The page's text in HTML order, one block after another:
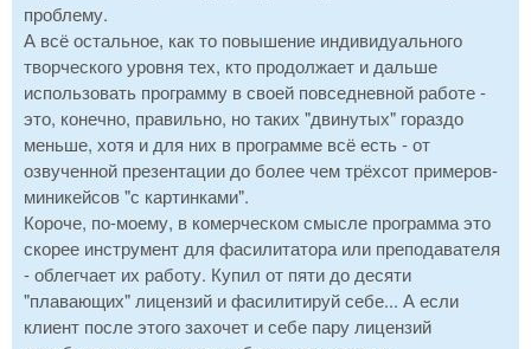
проблему.
А всё остальное, как то повышение индивидуального
творческого уровня тех, кто продолжает и дальше
использовать программу в своей повседневной работе -
это, конечно, правильно, но таких "двинутых" гораздо
меньше, хотя и для них в программе всё есть - от
озвученной презентации до более чем трёхсот примеров-
миникейсов "с картинками".
Короче, по-моему, в комерческом смысле программа это
скорее инструмент для фасилитатора или преподавателя
- облегчает их работу. Купил от пяти до десяти
"плавающих" лицензий и фасилитируй себе... А если
клиент после этого захочет и себе пару лицензий